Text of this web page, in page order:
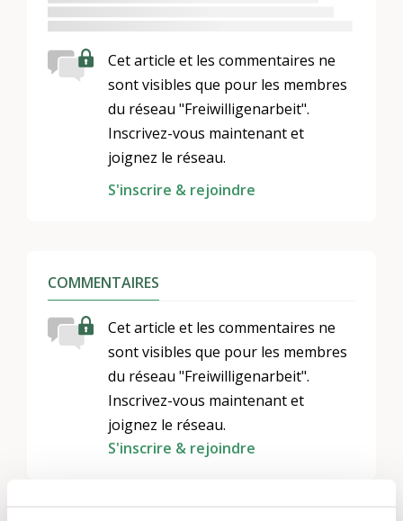
Cet article et les commentaires ne
sont visibles que pour les membres
du réseau "Freiwilligenarbeit".
Inscrivez-vous maintenant et
joignez le réseau.
S'inscrire & rejoindre
COMMENTAIRES
Cet article et les commentaires ne
sont visibles que pour les membres
du réseau "Freiwilligenarbeit".
Inscrivez-vous maintenant et
joignez le réseau.
S'inscrire & rejoindre